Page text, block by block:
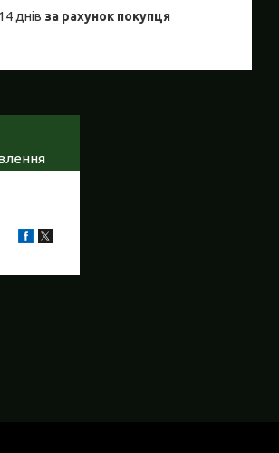
днів за рахунок покупця